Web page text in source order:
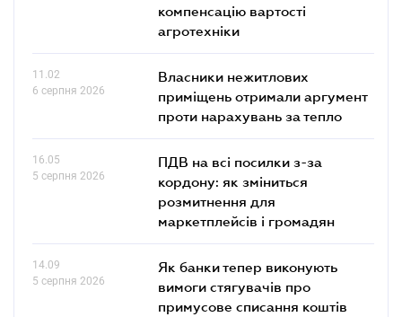
компенсацію вартості
агротехніки
11.02
6 серпня 2026
Власники нежитлових
приміщень отримали аргумент
проти нарахувань за тепло
16.05
5 серпня 2026
ПДВ на всі посилки з-за
кордону: як зміниться
розмитнення для
маркетплейсів і громадян
14.09
5 серпня 2026
Як банки тепер виконують
вимоги стягувачів про
примусове списання коштів